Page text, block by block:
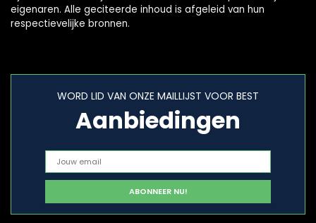
eigenaren. Alle geciteerde inhoud is afgeleid van hun
respectievelijke bronnen.
WORD LID VAN ONZE MAILLIJST VOOR BEST
Aanbiedingen